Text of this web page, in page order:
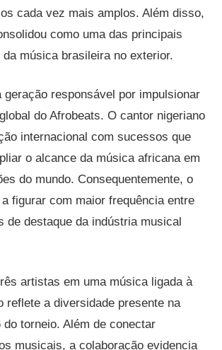
cada vez mais amplos. Além disso,
como uma das principais
da música brasileira no exterior.
geração responsável por impulsionar
do Afrobeats. O cantor nigeriano
internacional com sucessos que
o alcance da música africana em
do mundo. Consequentemente, o
figurar com maior frequência entre
de destaque da indústria musical
artistas em uma música ligada à
reflete a diversidade presente na
do torneio. Além de conectar
musicais, a colaboração evidencia